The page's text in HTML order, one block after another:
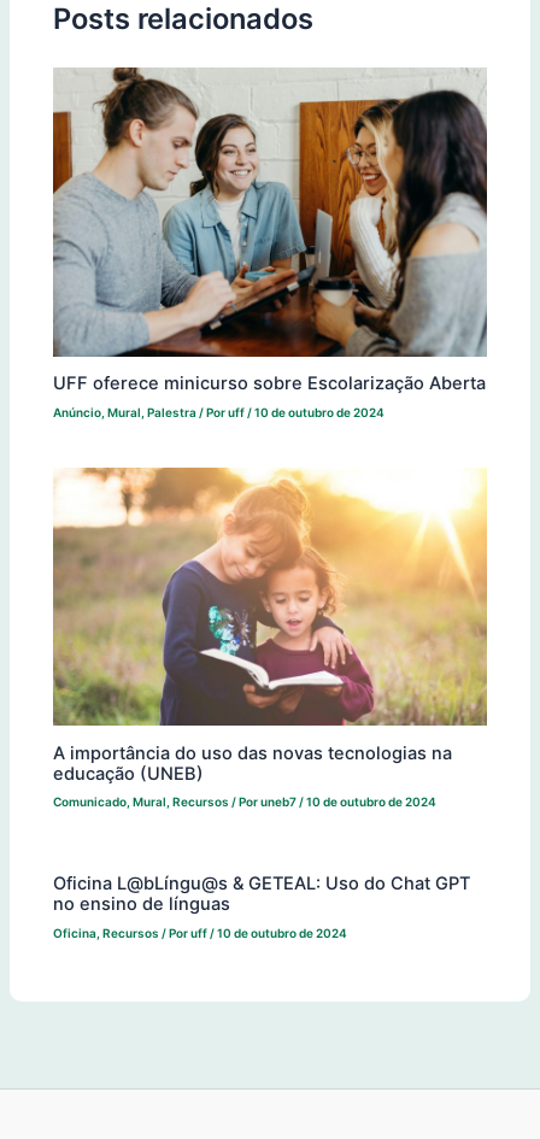
Posts relacionados
UFF oferece minicurso sobre Escolarização Aberta
Anúncio ,Mural ,Palestra/ Poruff/10 de outubro de 2024
A importância do uso das novas tecnologias na
educação (UNEB)
Comunicado ,Mural ,Recursos / Poruneb7/10 de outubro de 2024
Oficina L@bLíngu@s & GETEAL: Uso do Chat GPT
no ensino de línguas
Oficina ,Recursos / Poruff/10 de outubro de 2024